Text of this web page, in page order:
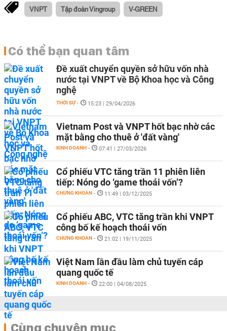
VNPT Tập đoàn Vingroup V-GREEN
Có thể bạn quan tâm
Đề xuất chuyển quyền sở hữu vốn nhà
nước tại VNPT về Bộ Khoa học và Công
nghệ
THỜI SỰ - 15:23 | 29/04/2026
Vietnam Post và VNPT hốt bạc nhờ các
mặt bằng cho thuê ở 'đất vàng'
KINH DOANH - 07:41 | 27/03/2026
Cổ phiếu VTC tăng trần 11 phiên liên
tiếp: Nóng do ‘game thoái vốn’?
CHỨNG KHOÁN - 11:49 | 03/12/2025
Cổ phiếu ABC, VTC tăng trần khi VNPT
công bố kế hoạch thoái vốn
CHỨNG KHOÁN - 21:02 | 19/11/2025
Việt Nam lần đầu làm chủ tuyến cáp
quang quốc tế
KINH DOANH - 22:00 | 04/08/2025
Cùng chuyên mục